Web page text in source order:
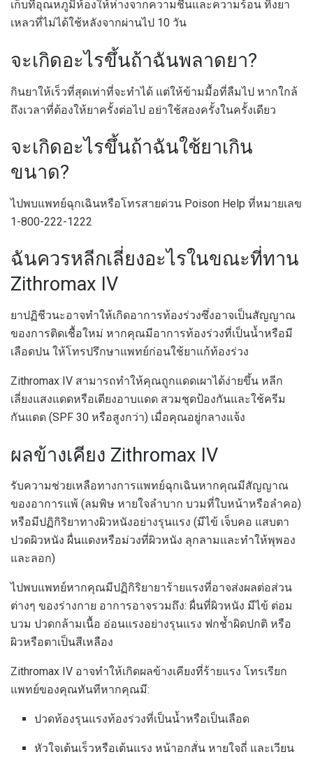
เก็บที่อุณหภูมิห้องให้ห่างจากความชื้นและความร้อน ทิ้งยา
เหลวที่ไม่ได้ใช้หลังจากผ่านไป 10 วัน
จะเกิดอะไรขึ้นถ้าฉันพลาดยา?
กินยาให้เร็วที่สุดเท่าที่จะทำได้ แต่ให้ข้ามมื้อที่ลืมไป หากใกล้
ถึงเวลาที่ต้องให้ยาครั้งต่อไป อย่าใช้สองครั้งในครั้งเดียว
จะเกิดอะไรขึ้นถ้าฉันใช้ยาเกิน
ขนาด?
ไปพบแพทย์ฉุกเฉินหรือโทรสายด่วน Poison Help ที่หมายเลข
1-800-222-1222
ฉันควรหลีกเลี่ยงอะไรในขณะที่ทาน
Zithromax IV
ยาปฏิชีวนะอาจทำให้เกิดอาการท้องร่วงซึ่งอาจเป็นสัญญาณ
ของการติดเชื้อใหม่ หากคุณมีอาการท้องร่วงที่เป็นน้ำหรือมี
เลือดปน ให้โทรปรึกษาแพทย์ก่อนใช้ยาแก้ท้องร่วง
Zithromax IV สามารถทำให้คุณถูกแดดเผาได้ง่ายขึ้น หลีก
เลี่ยงแสงแดดหรือเตียงอาบแดด สวมชุดป้องกันและใช้ครีม
กันแดด (SPF 30 หรือสูงกว่า) เมื่อคุณอยู่กลางแจ้ง
ผลข้างเคียง Zithromax IV
รับความช่วยเหลือทางการแพทย์ฉุกเฉินหากคุณมีสัญญาณ
ของอาการแพ้ (ลมพิษ หายใจลำบาก บวมที่ใบหน้าหรือลำคอ)
หรือมีปฏิกิริยาทางผิวหนังอย่างรุนแรง (มีไข้ เจ็บคอ แสบตา
ปวดผิวหนัง ผื่นแดงหรือม่วงที่ผิวหนัง ลุกลามและทำให้พุพอง
และลอก)
ไปพบแพทย์หากคุณมีปฏิกิริยายาร้ายแรงที่อาจส่งผลต่อส่วน
ต่างๆ ของร่างกาย อาการอาจรวมถึง: ผื่นที่ผิวหนัง มีไข้ ต่อม
บวม ปวดกล้ามเนื้อ อ่อนแรงอย่างรุนแรง ฟกช้ำผิดปกติ หรือ
ผิวหรือตาเป็นสีเหลือง
Zithromax IV อาจทำให้เกิดผลข้างเคียงที่ร้ายแรง โทรเรียก
แพทย์ของคุณทันทีหากคุณมี:
ปวดท้องรุนแรงท้องร่วงที่เป็นน้ำหรือเป็นเลือด
หัวใจเต้นเร็วหรือเต้นแรง หน้าอกสั่น หายใจถี่ และเวียน